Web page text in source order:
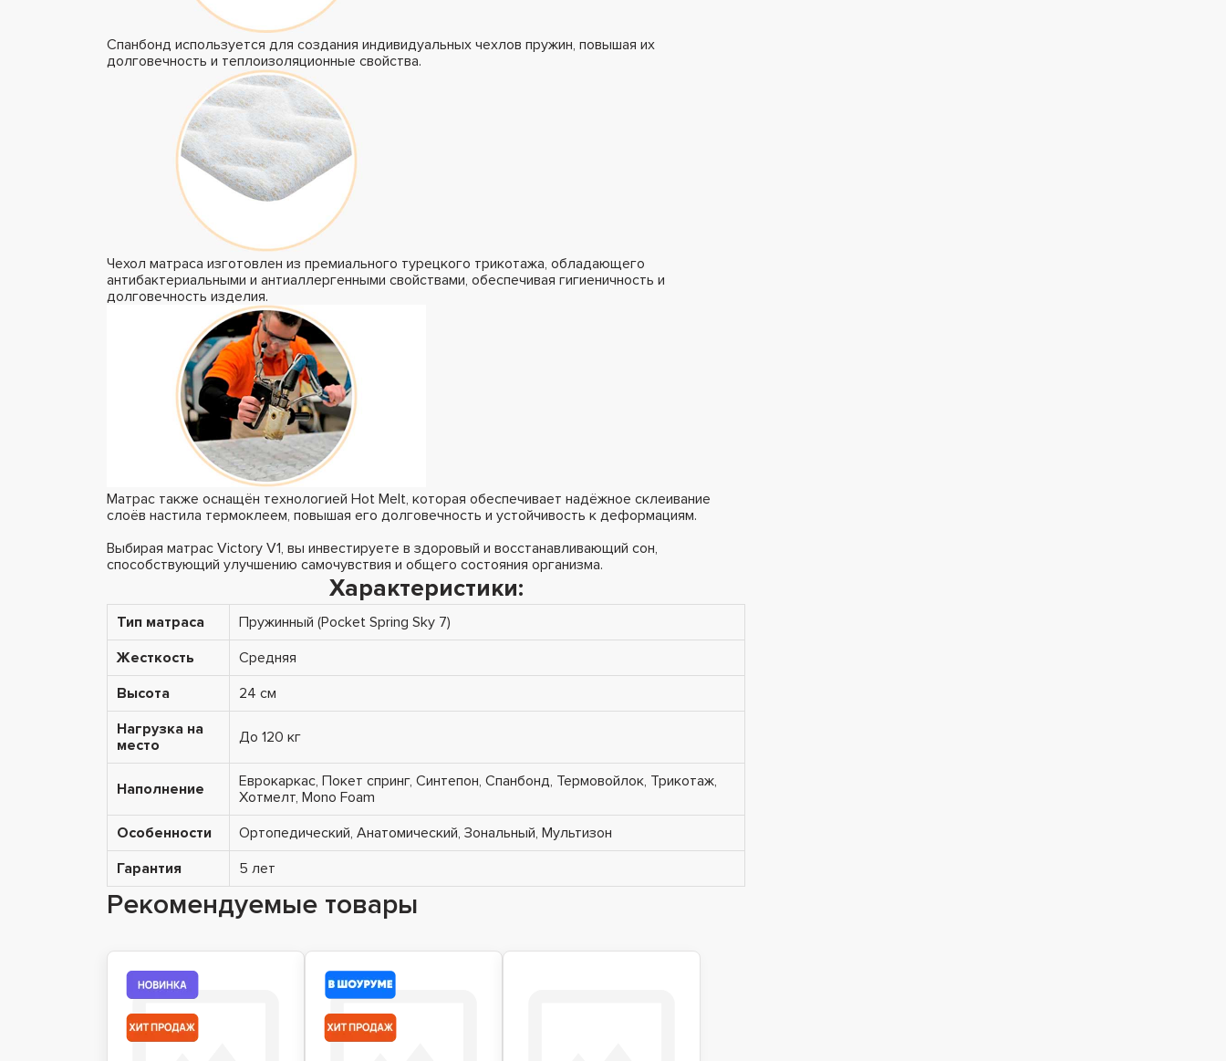
Спанбонд используется для создания индивидуальных чехлов пружин, повышая их
долговечность и теплоизоляционные свойства.
Чехол матраса изготовлен из премиального турецкого трикотажа, обладающего
антибактериальными и антиаллергенными свойствами, обеспечивая гигиеничность и
долговечность изделия.
Матрас также оснащён технологией Hot Melt, которая обеспечивает надёжное склеивание
слоёв настила термоклеем, повышая его долговечность и устойчивость к деформациям.
Выбирая матрас Victory V1, вы инвестируете в здоровый и восстанавливающий сон,
способствующий улучшению самочувствия и общего состояния организма.
Характеристики:
Тип матраса
Пружинный (Pocket Spring Sky 7)
Жесткость
Средняя
Высота
24 см
Нагрузка на
место
До 120 кг
Наполнение
Еврокаркас, Покет спринг, Синтепон, Спанбонд, Термовойлок, Трикотаж,
Хотмелт, Mono Foam
Особенности
Ортопедический, Анатомический, Зональный, Мультизон
Гарантия
5 лет
Рекомендуемые товары